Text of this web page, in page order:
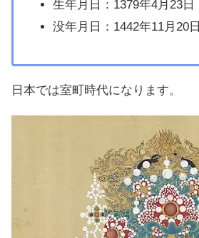
生年月日：1379年4月23日
没年月日：1442年11月20日
日本では室町時代になります。